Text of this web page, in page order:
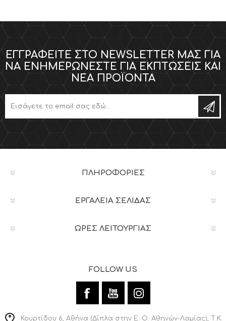
ΕΓΓΡΑΦΕΊΤΕ ΣΤΟ NEWSLETTER ΜΑΣ ΓΙΑ
ΝΑ ΕΝΗΜΕΡΏΝΕΣΤΕ ΓΙΑ ΕΚΠΤΏΣΕΙΣ ΚΑΙ
ΝΈΑ ΠΡΟΪΌΝΤΑ
ΠΛΗΡΟΦΟΡΊΕΣ
ΕΡΓΑΛΕΊΑ ΣΕΛΊΔΑΣ
ΩΡΕΣ ΛΕΙΤΟΥΡΓΙΑΣ
FOLLOW US
Κουρτίδου 6, Αθήνα (Δίπλα στην Ε. Ο. Αθηνών-Λαμίας), Τ.Κ.